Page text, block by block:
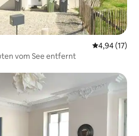
4,94 (17)
vom See entfernt